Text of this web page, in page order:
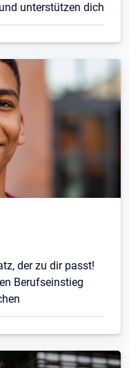
unterstützen dich
der zu dir passt!
Berufseinstieg